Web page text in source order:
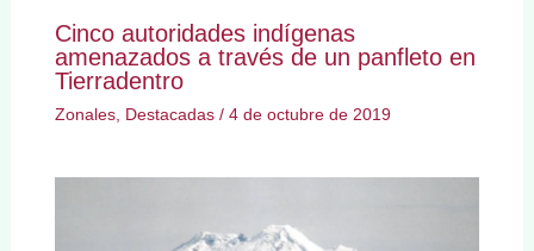
Cinco autoridades indígenas
amenazados a través de un panfleto en
Tierradentro
Zonales, Destacadas/ 4 de octubre de 2019